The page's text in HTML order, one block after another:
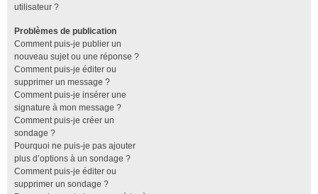
utilisateur ?
Problèmes de publication
Comment puis-je publier un
nouveau sujet ou une réponse ?
Comment puis-je éditer ou
supprimer un message ?
Comment puis-je insérer une
signature à mon message ?
Comment puis-je créer un
sondage ?
Pourquoi ne puis-je pas ajouter
plus d’options à un sondage ?
Comment puis-je éditer ou
supprimer un sondage ?